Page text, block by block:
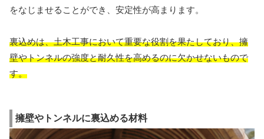
をなじませることができ、安定性が高まります。
裏込めは、土木工事において重要な役割を果たしており、擁
壁やトンネルの強度と耐久性を高めるのに欠かせないもので
す。
擁壁やトンネルに裏込める材料